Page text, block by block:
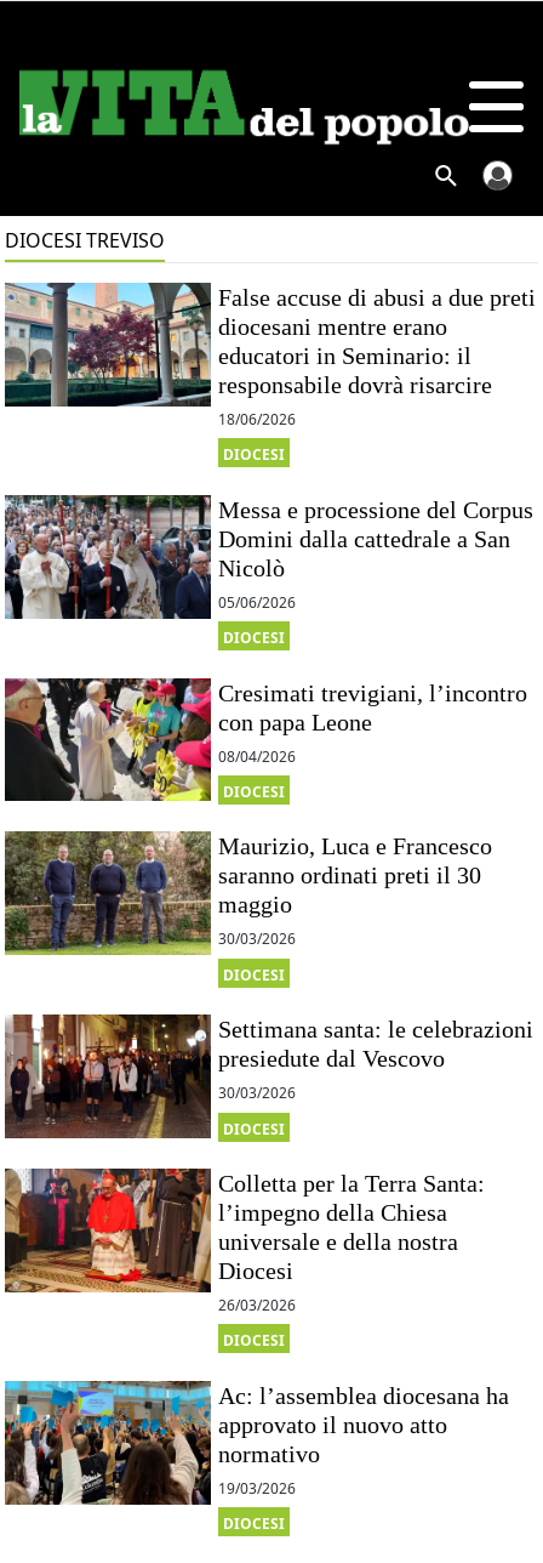
DIOCESI TREVISO
False accuse di abusi a due preti
diocesani mentre erano
educatori in Seminario: il
responsabile dovrà risarcire
18/06/2026
DIOCESI
Messa e processione del Corpus
Domini dalla cattedrale a San
Nicolò
05/06/2026
DIOCESI
Cresimati trevigiani, l’incontro
con papa Leone
08/04/2026
DIOCESI
Maurizio, Luca e Francesco
saranno ordinati preti il 30
maggio
30/03/2026
DIOCESI
Settimana santa: le celebrazioni
presiedute dal Vescovo
30/03/2026
DIOCESI
Colletta per la Terra Santa:
l’impegno della Chiesa
universale e della nostra
Diocesi
26/03/2026
DIOCESI
Ac: l’assemblea diocesana ha
approvato il nuovo atto
normativo
19/03/2026
DIOCESI